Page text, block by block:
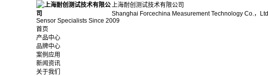
上海耐创测试技术有限公司
Shanghai Forcechina Measurement Technology Co.，Ltd
Sensor Specialists Since 2009
首页
产品中心
品牌中心
案例应用
新闻资讯
关于我们